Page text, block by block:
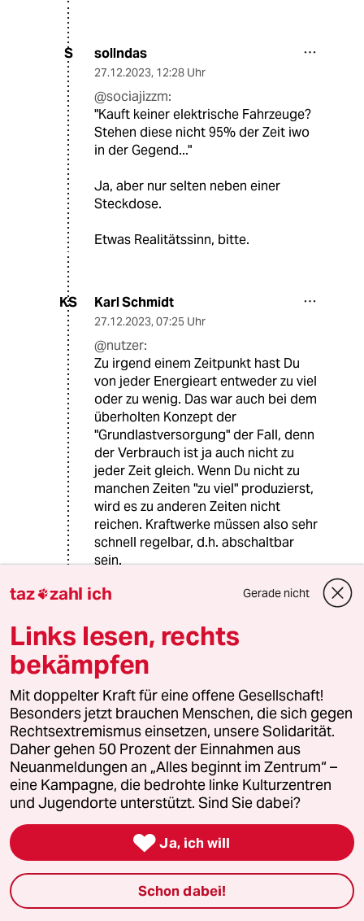
S sollndas
27.12.2023, 12:28 Uhr
@sociajizzm:
"Kauft keiner elektrische Fahrzeuge?
Stehen diese nicht 95% der Zeit iwo
in der Gegend..."
Ja, aber nur selten neben einer
Steckdose.
Etwas Realitätssinn, bitte.
KS Karl Schmidt
27.12.2023, 07:25 Uhr
@nutzer:
Zu irgend einem Zeitpunkt hast Du
von jeder Energieart entweder zu viel
oder zu wenig. Das war auch bei dem
überholten Konzept der
"Grundlastversorgung" der Fall, denn
der Verbrauch ist ja auch nicht zu
jeder Zeit gleich. Wenn Du nicht zu
manchen Zeiten "zu viel" produzierst,
wird es zu anderen Zeiten nicht
reichen. Kraftwerke müssen also sehr
schnell regelbar, d.h. abschaltbar
sein.
Pumpspeicherkraftwerke gebaut
völlig unregelbaren Atomkraftwerke
zu Überschusszeiten speichern kann.
Du hast aber natürlich Recht,
Anlagenbetreiber brauchen
Investitionssicherheit, sonst
investieren sie nicht. Also müssen
diese eine garantierte
Einspeisevergütung bekommen. Das
regelt ja auch das EEG. Da werden
übrigens weitaus geringere Beträge
als die Gestehungskosten der alten
fossilen Energieformen bezahlt.
Insgesamt ist das also ein Weg, um
Geld zu sparen. Ohne irgend eine Art
von staatlicher Einspeisezusage bzw.
Garantie wurde vermutlich noch
taz zahl ich Gerade nicht
Links lesen, rechts
bekämpfen
Mit doppelter Kraft für eine offene Gesellschaft!
Besonders jetzt brauchen Menschen, die sich gegen
Rechtsextremismus einsetzen, unsere Solidarität.
Daher gehen 50 Prozent der Einnahmen aus
Neuanmeldungen an „Alles beginnt im Zentrum“ –
eine Kampagne, die bedrohte linke Kulturzentren
und Jugendorte unterstützt. Sind Sie dabei?
 Ja, ich will
Schon dabei!